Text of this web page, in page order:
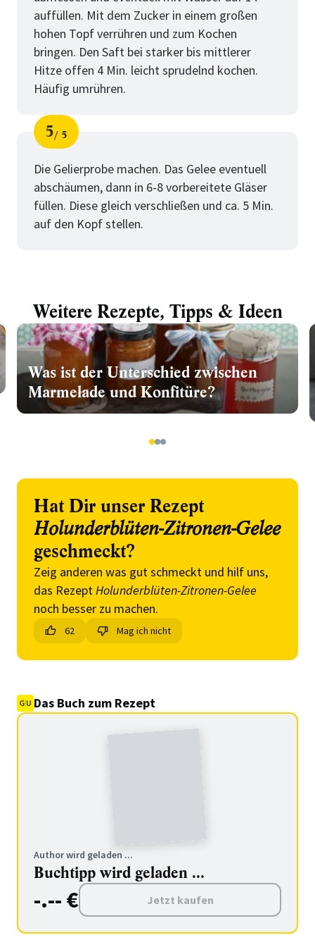
auffüllen. Mit dem Zucker in einem großen
hohen Topf verrühren und zum Kochen
bringen. Den Saft bei starker bis mittlerer
Hitze offen 4 Min. leicht sprudelnd kochen.
Häufig umrühren.
Schritt
5
von
5
Die Gelierprobe machen. Das Gelee eventuell
abschäumen, dann in 6-8 vorbereitete Gläser
füllen. Diese gleich verschließen und ca. 5 Min.
auf den Kopf stellen.
Weitere Rezepte, Tipps & Ideen
Was ist der Unterschied zwischen
Marmelade und Konfitüre?
123
Hat Dir unser Rezept
Holunderblüten-Zitronen-Gelee
geschmeckt?
Zeig anderen was gut schmeckt und hilf uns,
das RezeptHolunderblüten-Zitronen-Gelee
noch besser zu machen.
62 Mag ich nicht
Das Buch zum Rezept
Author wird geladen ...
Buchtipp wird geladen ...
-.-- € Jetzt kaufen